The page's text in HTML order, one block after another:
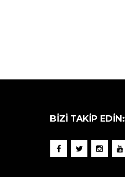
BIZI TAKIP EDIN: